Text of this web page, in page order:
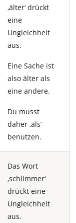
‚älter‘ drückt
eine
Ungleichheit
aus.
Eine Sache ist
also älter als
eine andere.
Du musst
daher ‚als‘
benutzen.
Das Wort
‚schlimmer‘
drückt eine
Ungleichheit
aus.